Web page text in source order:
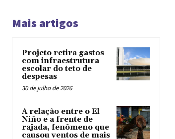
Mais artigos
Projeto retira gastos
com infraestrutura
escolar do teto de
despesas
30 de julho de 2026
A relação entre o El
Niño e a frente de
rajada, fenômeno que
causou ventos de mais